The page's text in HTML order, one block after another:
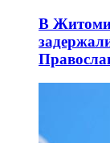
В